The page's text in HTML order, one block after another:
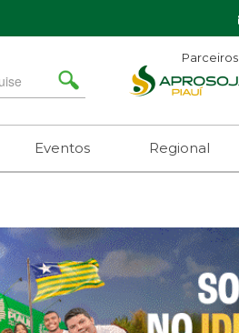
Parceiros
Eventos Regional